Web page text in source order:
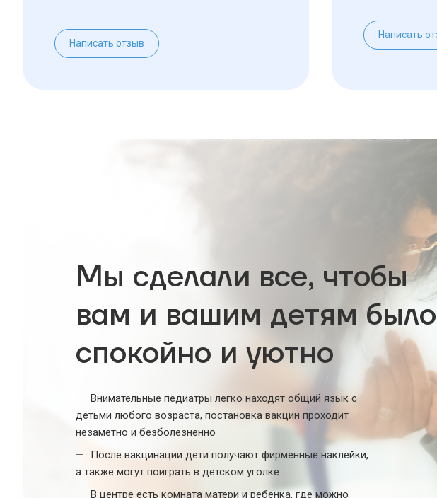
Написать отзыв
Написать
Мы сделали все, чтобы
вам и вашим детям было
спокойно и уютно
Внимательные педиатры легко находят общий язык с
детьми любого возраста, постановка вакцин проходит
незаметно и безболезненно
После вакцинации дети получают фирменные наклейки,
a также могут поиграть в детском уголке
В центре есть комната матери и ребенка, где можно